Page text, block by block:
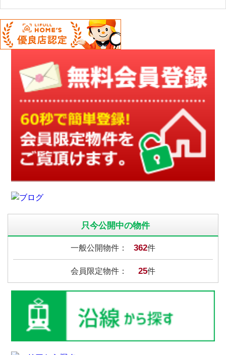
只今公開中の物件
一般公開物件： 362件
会員限定物件： 25件